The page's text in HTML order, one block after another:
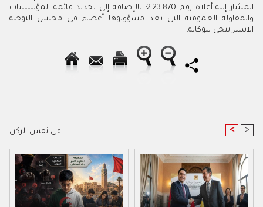
المشار إليه أعلاه رقم 2.23.870؛ بالإضافة إلى تحديد قائمة المؤسسات
والمقاولة العمومية التي يعد مسؤولوها أعضاء في مجلس التوجيه
الاستراتيجي للوكالة.
في نفس الركن < >